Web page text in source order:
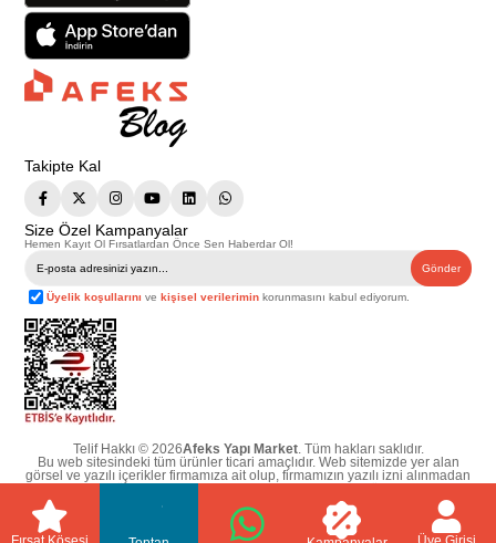
Takipte Kal
Size Özel Kampanyalar
Hemen Kayıt Ol Fırsatlardan Önce Sen Haberdar Ol!
Gönder
Üyelik koşullarını vekişisel verilerimin korunmasını kabul ediyorum.
Telif Hakkı © 2026Afeks Yapı Market. Tüm hakları saklıdır.
Bu web sitesindeki tüm ürünler ticari amaçlıdır. Web sitemizde yer alan
görsel ve yazılı içerikler firmamıza ait olup, firmamızın yazılı izni alınmadan
hiçbir yazılı/görsel içerik, logo, kopyalanamaz, kaynak gösterilemez ve
başka yerlerde kullanılamaz. İçeriklerin izin alınmadan kopyalanması ve
kullanılması 5846 sayılı Fikir ve Sanat Eserleri Yasasına göre suçtur.